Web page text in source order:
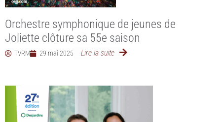
Orchestre symphonique de jeunes de
Joliette clôture sa 55e saison
TVRM 29 mai 2025 Lire la suite